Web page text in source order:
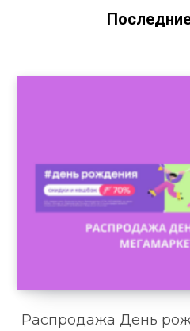
Распродажа День